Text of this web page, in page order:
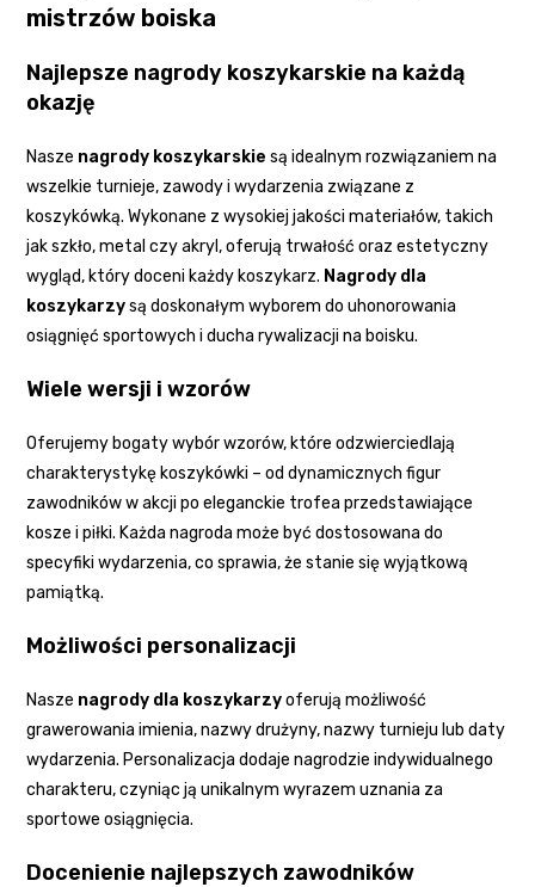
mistrzów boiska
Najlepsze nagrody koszykarskie na każdą
okazję
Nasze nagrody koszykarskie są idealnym rozwiązaniem na
wszelkie turnieje, zawody i wydarzenia związane z
koszykówką. Wykonane z wysokiej jakości materiałów, takich
jak szkło, metal czy akryl, oferują trwałość oraz estetyczny
wygląd, który doceni każdy koszykarz. Nagrody dla
koszykarzysą doskonałym wyborem do uhonorowania
osiągnięć sportowych i ducha rywalizacji na boisku.
Wiele wersji i wzorów
Oferujemy bogaty wybór wzorów, które odzwierciedlają
charakterystykę koszykówki – od dynamicznych figur
zawodników w akcji po eleganckie trofea przedstawiające
kosze i piłki. Każda nagroda może być dostosowana do
specyfiki wydarzenia, co sprawia, że stanie się wyjątkową
pamiątką.
Możliwości personalizacji
Nasze nagrody dla koszykarzyoferują możliwość
grawerowania imienia, nazwy drużyny, nazwy turnieju lub daty
wydarzenia. Personalizacja dodaje nagrodzie indywidualnego
charakteru, czyniąc ją unikalnym wyrazem uznania za
sportowe osiągnięcia.
Docenienie najlepszych zawodników